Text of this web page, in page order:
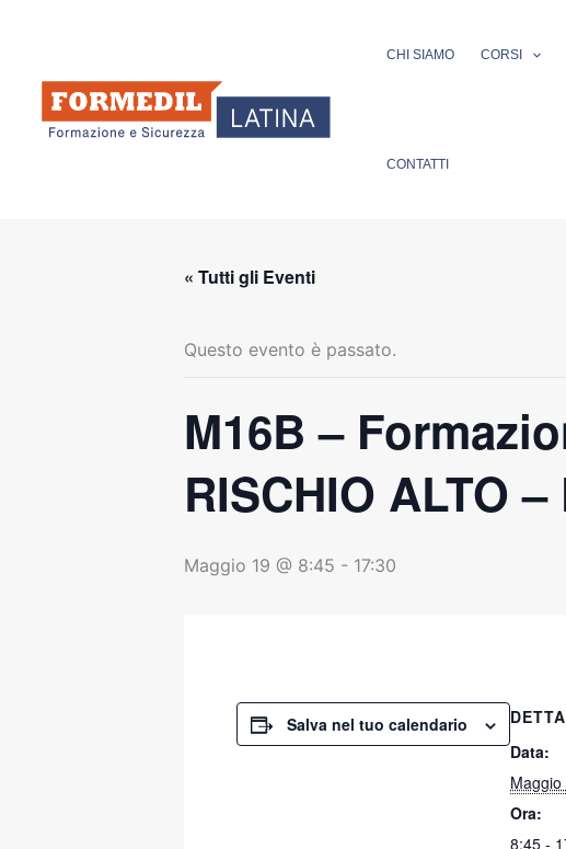
CHI SIAMO CORSI
CONTATTI
« Tutti gli Eventi
Questo evento è passato.
M16B –
RISCHIO ALTO
Maggio 19 @ 8:45 - 17:30
Salva nel tuo calendario
Data:
Maggio
Ora:
8:45 -